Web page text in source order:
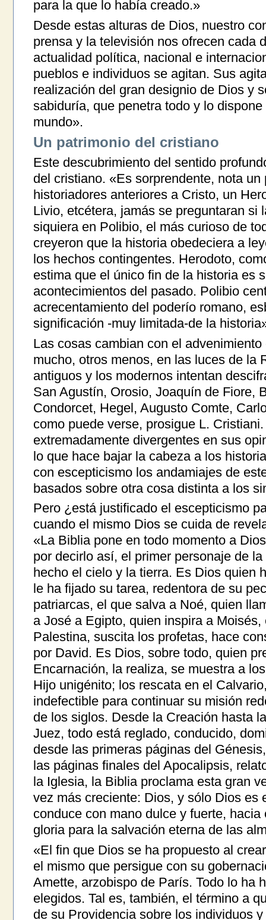
para la que lo había creado.»
Desde estas alturas de Dios, nuestro
prensa y la televisión nos ofrecen cada
actualidad política, nacional e
pueblos e individuos se agitan. Sus
realización del gran designio de Dios y
sabiduría, que penetra todo y lo
mundo».
Un patrimonio del cristiano
Este descubrimiento del sentido
del cristiano. «Es sorprendente, nota
historiadores anteriores a Cristo, un
Livio, etcétera, jamás se preguntaran si
siquiera en Polibio, el más curioso de
creyeron que la historia obedeciera a
los hechos contingentes. Herodoto,
estima que el único fin de la historia es
acontecimientos del pasado. Polibio
acrecentamiento del poderío romano,
significación -muy limitada-de la
Las cosas cambian con el
mucho, otros menos, en las luces de la
antiguos y los modernos intentan
San Agustín, Orosio, Joaquín de Fiore,
Condorcet, Hegel, Augusto Comte,
como puede verse, prosigue L.
extremadamente divergentes en sus
lo que hace bajar la cabeza a los
con escepticismo los andamiajes de
basados sobre otra cosa distinta a los
Pero ¿está justificado el escepticismo
cuando el mismo Dios se cuida de
«La Biblia pone en todo momento a
por decirlo así, el primer personaje de
hecho el cielo y la tierra. Es Dios quien
le ha fijado su tarea, redentora de su
patriarcas, el que salva a Noé, quien
a José a Egipto, quien inspira a
Palestina, suscita los profetas, hace
por David. Es Dios, sobre todo, quien
Encarnación, la realiza, se muestra a
Hijo unigénito; los rescata en el
indefectible para continuar su misión
de los siglos. Desde la Creación hasta
Juez, todo está reglado, conducido,
desde las primeras páginas del
las páginas finales del Apocalipsis,
la Iglesia, la Biblia proclama esta gran
vez más creciente: Dios, y sólo Dios es
conduce con mano dulce y fuerte,
gloria para la salvación eterna de las
«El fin que Dios se ha propuesto al
el mismo que persigue con su
Amette, arzobispo de París. Todo lo ha
elegidos. Tal es, también, el término a
de su Providencia sobre los individuos